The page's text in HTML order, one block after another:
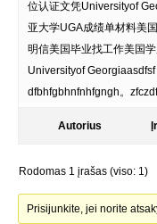
位认证文凭Universityof
亚大学UGA成绩单材料美
明信美国毕业找工作美国
Universityof
dfbhfgbhnfnhfgngh。
Autorius
Rodomas 1 įrašas (viso: 1)
Prisijunkite, jei norite